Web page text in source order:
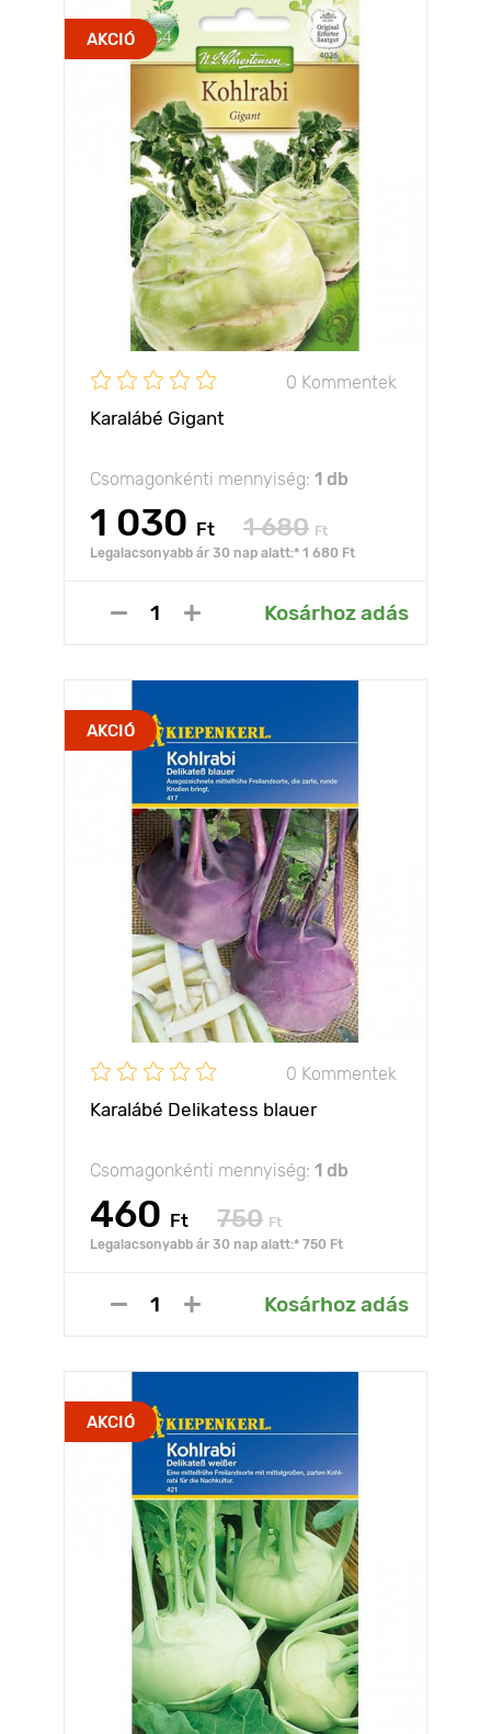
AKCIÓ
0 Kommentek
Karalábé Gigant
Csomagonkénti mennyiség: 1 db
1 030 Ft 1 680 Ft
Legalacsonyabb ár 30 nap alatt:* 1 680 Ft
Kosárhoz adás
AKCIÓ
0 Kommentek
Karalábé Delikatess blauer
Csomagonkénti mennyiség: 1 db
460 Ft 750 Ft
Legalacsonyabb ár 30 nap alatt:* 750 Ft
Kosárhoz adás
AKCIÓ